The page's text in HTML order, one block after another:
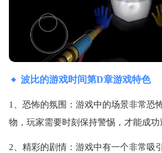
波比的游戏时间第D章游戏特色
1、恐怖的氛围：游戏中的场景非常恐
物，玩家需要时刻保持警惕，才能成功
2、精彩的剧情：游戏中有一个非常吸